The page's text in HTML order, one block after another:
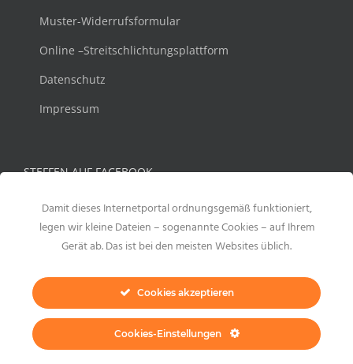
Muster-Widerrufsformular
Online –Streitschlichtungsplattform
Datenschutz
Impressum
STEFFEN AUF FACEBOOK
Damit dieses Internetportal ordnungsgemäß funktioniert,
legen wir kleine Dateien – sogenannte Cookies – auf Ihrem
Gerät ab. Das ist bei den meisten Websites üblich.
Cookies akzeptieren
Cookies-Einstellungen